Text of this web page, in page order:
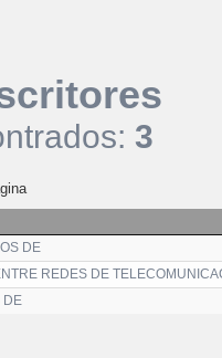
3
DE
REDES DE
DE